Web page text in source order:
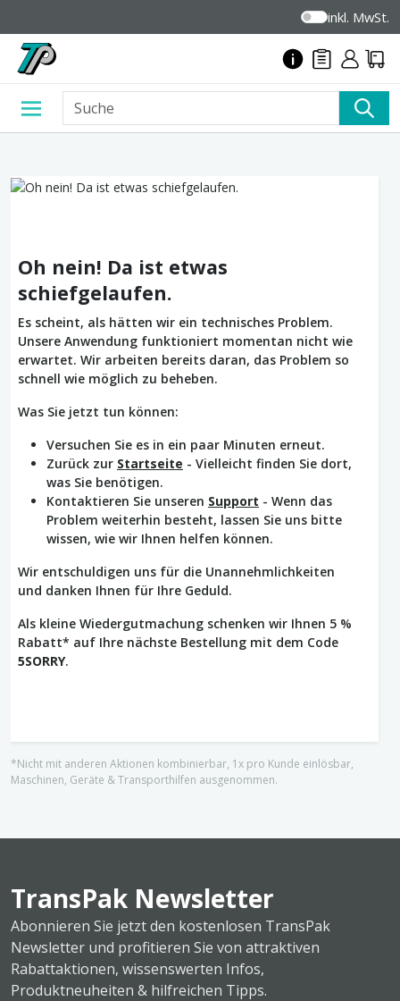
inkl. MwSt.
Oh nein! Da ist etwas
schiefgelaufen.
Es scheint, als hätten wir ein technisches Problem.
Unsere Anwendung funktioniert momentan nicht wie
erwartet. Wir arbeiten bereits daran, das Problem so
schnell wie möglich zu beheben.
Was Sie jetzt tun können:
Versuchen Sie es in ein paar Minuten erneut.
Zurück zur Startseite - Vielleicht finden Sie dort,
was Sie benötigen.
Kontaktieren Sie unseren Support - Wenn das
Problem weiterhin besteht, lassen Sie uns bitte
wissen, wie wir Ihnen helfen können.
Wir entschuldigen uns für die Unannehmlichkeiten
und danken Ihnen für Ihre Geduld.
Als kleine Wiedergutmachung schenken wir Ihnen 5 %
Rabatt* auf Ihre nächste Bestellung mit dem Code
5SORRY.
*Nicht mit anderen Aktionen kombinierbar, 1x pro Kunde einlösbar,
Maschinen, Geräte & Transporthilfen ausgenommen.
TransPak Newsletter
Abonnieren Sie jetzt den kostenlosen TransPak
Newsletter und profitieren Sie von attraktiven
Rabattaktionen, wissenswerten Infos,
Produktneuheiten & hilfreichen Tipps.